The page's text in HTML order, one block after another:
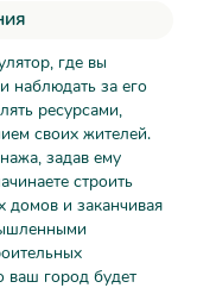
где вы
наблюдать за его
ресурсами,
своих жителей.
задав ему
строить
домов и заканчивая
ваш город будет